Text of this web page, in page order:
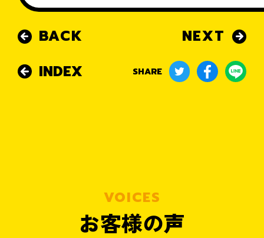
BACK
NEXT
INDEX
SHARE
VOICES
お客様の声